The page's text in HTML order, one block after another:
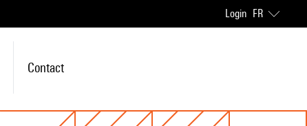
Login FR
Contact